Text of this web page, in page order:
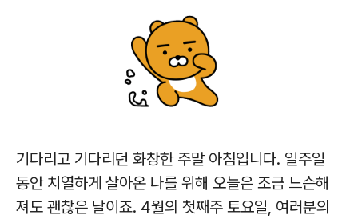
기다리고 기다리던 화창한 주말 아침입니다. 일주일
동안 치열하게 살아온 나를 위해 오늘은 조금 느슨해
져도 괜찮은 날이죠. 4월의 첫째주 토요일, 여러분의